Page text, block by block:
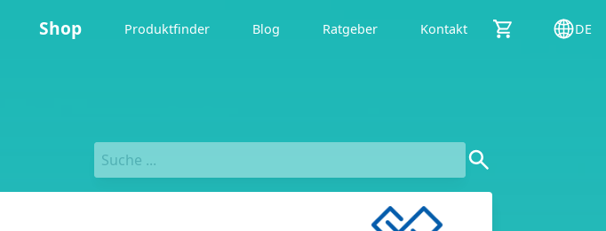
Shop Produktfinder Blog Ratgeber Kontakt DE